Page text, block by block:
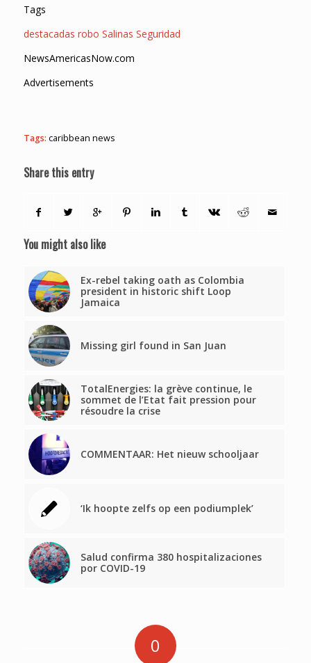
Tags
destacadas robo Salinas Seguridad
NewsAmericasNow.com
Advertisements
Tags: caribbean news
Share this entry
You might also like
Ex-rebel taking oath as Colombia
president in historic shift Loop
Jamaica
Missing girl found in San Juan
TotalEnergies: la grève continue, le
sommet de l’Etat fait pression pour
résoudre la crise
COMMENTAAR: Het nieuw schooljaar
‘Ik hoopte zelfs op een podiumplek’
Salud confirma 380 hospitalizaciones
por COVID-19
0